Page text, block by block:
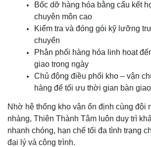
Bốc dỡ hàng hóa bằng cẩu kết
chuyên môn cao
Kiểm tra và đóng gói kỹ lưỡng
chuyển
Phân phối hàng hóa linh hoạt
giao trong ngày
Chủ động điều phối kho – vận
hàng để tối ưu thời gian bàn giao
Nhờ hệ thống kho vận ổn định cùng đội
nhàng, Thiên Thành Tâm luôn duy trì
nhanh chóng, hạn chế tối đa tình trạng
đại lý và công trình.